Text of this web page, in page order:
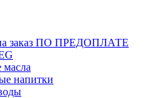
заказ ПО ПРЕДОПЛАТЕ
масла
напитки